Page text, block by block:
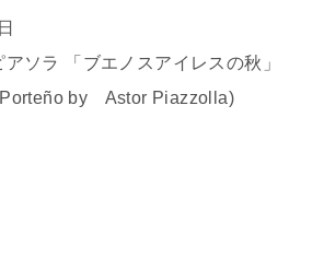
ソラ 「ブエノスアイレスの秋」
by Astor Piazzolla)